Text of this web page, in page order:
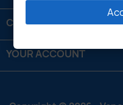
CONTATTACI
YOUR ACCOUNT